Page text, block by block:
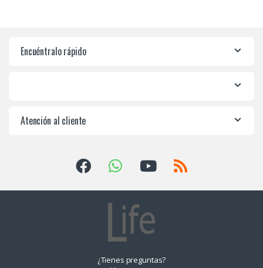
Encuéntralo rápido
Atención al cliente
¿Tienes preguntas?